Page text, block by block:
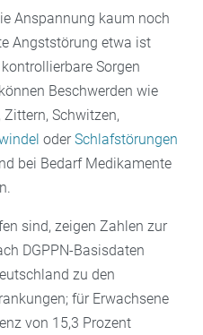
Anspannung kaum noch
Angststörung etwa ist
Sorgen
Beschwerden wie
Schwitzen,
oder Schlafstörungen
bei Bedarf Medikamente
sind, zeigen Zahlen zur
DGPPN-Basisdaten
zu den
für Erwachsene
von 15,3 Prozent